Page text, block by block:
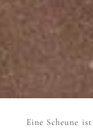
Eine Scheune